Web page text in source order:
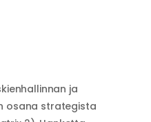
ja
osana strategista